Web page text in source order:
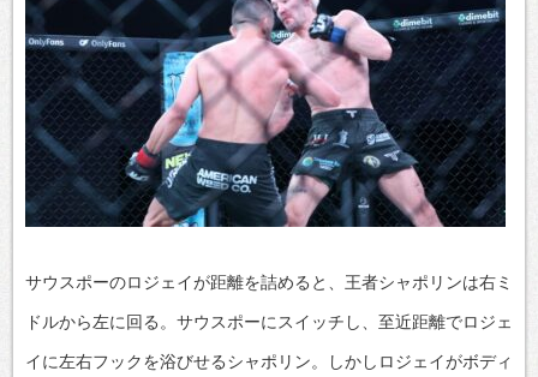
サウスポーのロジェイが距離を詰めると、王者シャポリンは右ミ
ドルから左に回る。サウスポーにスイッチし、至近距離でロジェ
イに左右フックを浴びせるシャポリン。しかしロジェイがボディ